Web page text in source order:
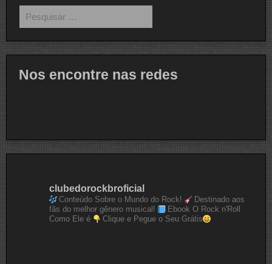
por:
Nos encontre nas redes
clubedorockbroficial
Conteúdo Sobre o Mundo do Rock!
Destinado aos
fãs do melhor gênero musical!
Ebook O Rock n'Roll
Como Ele é
Clique e Pegue o Seu Grátis